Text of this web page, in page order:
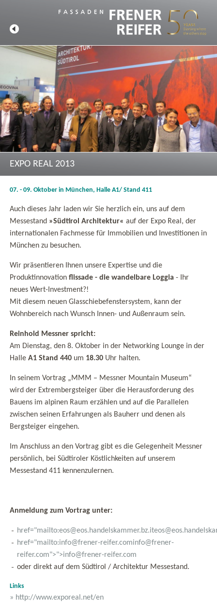
EXPO REAL 2013
07. - 09. Oktober in München, Halle A1/ Stand 411
Auch dieses Jahr laden wir Sie herzlich ein, uns auf dem
Messestand »Südtirol Architektur« auf der Expo Real, der
internationalen Fachmesse für Immobilien und Investitionen in
München zu besuchen.
Wir präsentieren Ihnen unsere Expertise und die
Produktinnovation flissade - die wandelbare Loggia - Ihr
neues Wert-Investment?!
Mit diesem neuen Glasschiebefenstersystem, kann der
Wohnbereich nach Wunsch Innen- und Außenraum sein.
Reinhold Messner spricht:
Am Dienstag, den 8. Oktober in der Networking Lounge in der
Halle A1 Stand 440 um 18.30 Uhr halten.
In seinem Vortrag „MMM – Messner Mountain Museum“
wird der Extrembergsteiger über die Herausforderung des
Bauens im alpinen Raum erzählen und auf die Parallelen
zwischen seinen Erfahrungen als Bauherr und denen als
Bergsteiger eingehen.
Im Anschluss an den Vortrag gibt es die Gelegenheit Messner
persönlich, bei Südtiroler Köstlichkeiten auf unserem
Messestand 411 kennenzulernen.
Anmeldung zum Vortrag unter:
href="mailto:eos@eos.handelskammer.bz.it
href="mailto:info@frener-reifer.cominfo@frener-
reifer.com">">info@frener-reifer.com
oder direkt auf dem Südtirol / Architektur Messestand.
Links
» http://www.exporeal.net/en